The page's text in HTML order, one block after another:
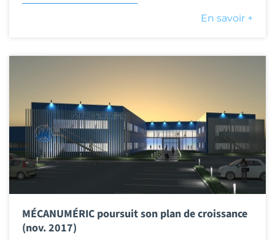
En savoir +
MÉCANUMÉRIC poursuit son plan de croissance
(nov. 2017)